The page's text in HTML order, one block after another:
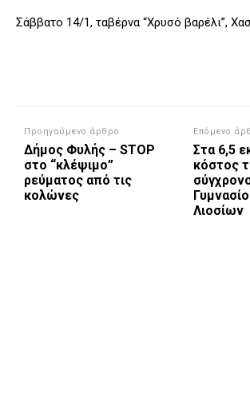
Σάββατο 14/1, ταβέρνα “Χρυσό βαρέλι”,
Προηγούμενο άρθρο
Δήμος Φυλής – STOP
στο “κλέψιμο”
ρεύματος από τις
κολώνες
Επόμενο
Στα 6,5
κόστος
Λιοσίων